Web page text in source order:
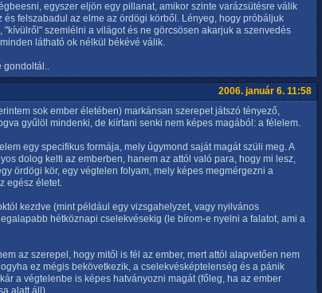
egyszer eljön egy pillanat, amikor szinte varázsütésre válik
és felszabadul az elme az ördögi körből. Lényeg, hogy próbáljuk
"kívülről" szemlélni a világot és ne görcsösen akarjuk a szenvedés
látható ok nélkül békévé válik.
gondoltál..
2006. január 6. 11:58
sok ember életében) markánsan szerepet játszó tényező,
gyűlöl mindenki, de kiírtani senki nem képes magából: a félelem.
egy specifikus formája, mely úgymond saját magát szüli meg. A
dolog kelti az emberben, hanem az attól való para, hogy mi lesz,
ördögi kör, egy végtelen folyam, mely képes megmérgezni a
egész életet.
kezdve (mint például egy vizsgahelyzet, vagy nyilvános
hétköznapi cselekvésekig (le bírom-e nyelni a falatot, ami a
az szerepel, hogy mitől is fél az ember, mert attól alapvetően nem
ez mégis bekövetkezik, a cselekvésképtelenség és a pánik
a végtelenbe is képes hatványozni magát (főleg, ha az ember
alatt áll).